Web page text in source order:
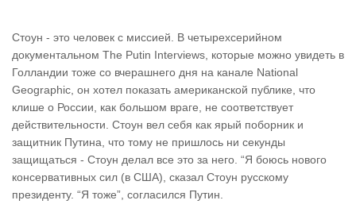
Стоун - это человек с миссией. В четырехсерийном
документальном The Putin Interviews, которые можно увидеть в
Голландии тоже со вчерашнего дня на канале National
Geographic, он хотел показать американской публике, что
клише о России, как большом враге, не соответствует
действительности. Стоун вел себя как ярый поборник и
защитник Путина, что тому не пришлось ни секунды
защищаться - Стоун делал все это за него. “Я боюсь нового
консервативных сил (в США), сказал Стоун русскому
президенту. “Я тоже”, согласился Путин.